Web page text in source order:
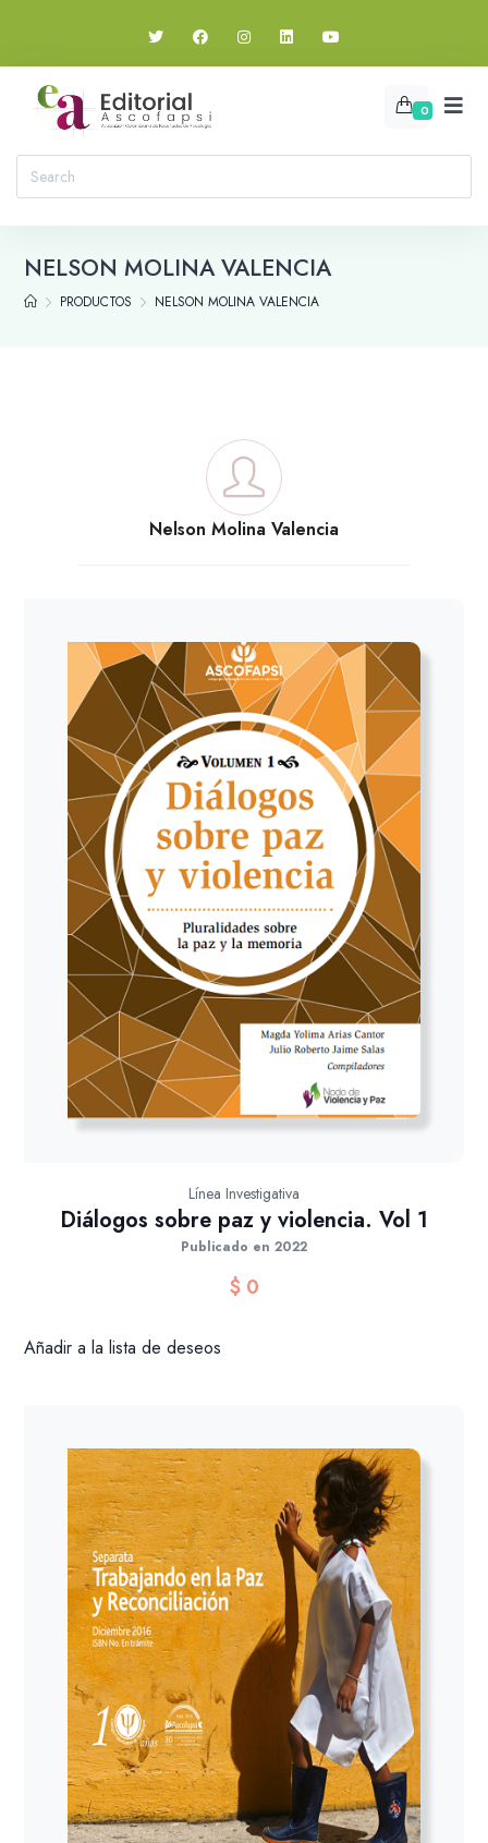
0
NELSON MOLINA VALENCIA
PRODUCTOS NELSON MOLINA VALENCIA
Nelson Molina Valencia
Línea Investigativa
Diálogos sobre paz y violencia. Vol 1
Publicado en 2022
$0
Añadir a la lista de deseos